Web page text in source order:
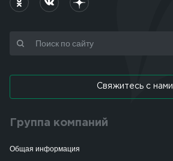
Свяжитесь с нами
Группа компаний
Общая информация